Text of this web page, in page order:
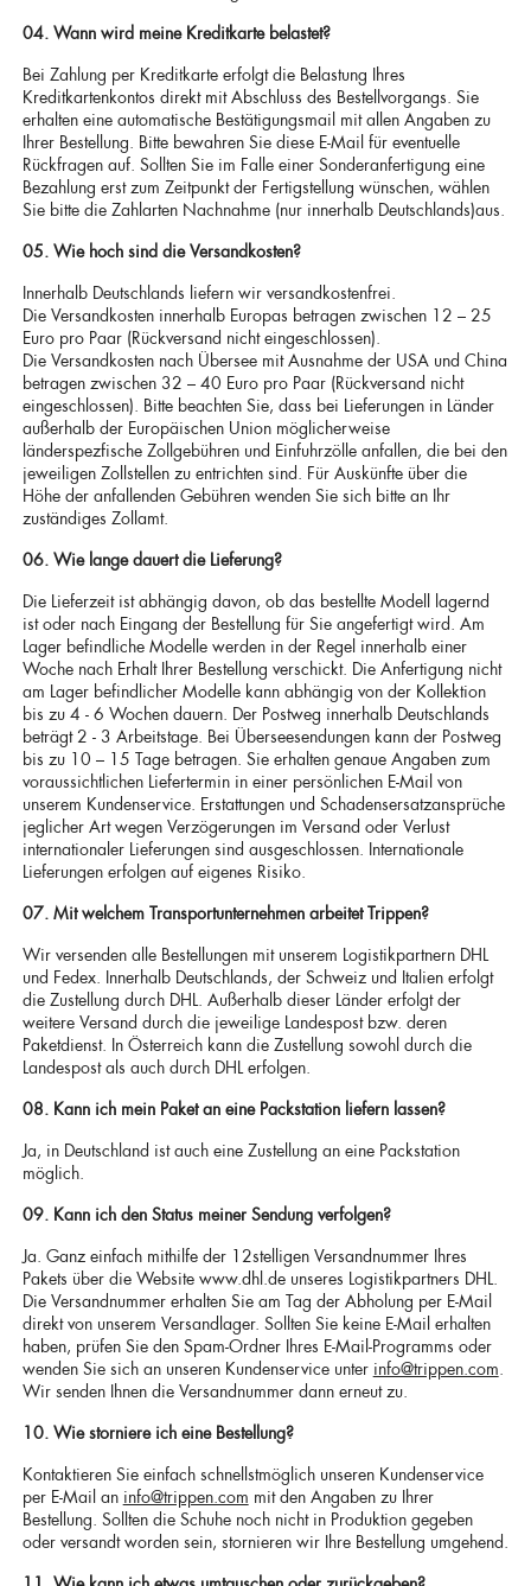
04. Wann wird meine Kreditkarte belastet?
Bei Zahlung per Kreditkarte erfolgt die Belastung Ihres
Kreditkartenkontos direkt mit Abschluss des Bestellvorgangs. Sie
erhalten eine automatische Bestätigungsmail mit allen Angaben zu
Ihrer Bestellung. Bitte bewahren Sie diese E-Mail für eventuelle
Rückfragen auf. Sollten Sie im Falle einer Sonderanfertigung eine
Bezahlung erst zum Zeitpunkt der Fertigstellung wünschen, wählen
Sie bitte die Zahlarten Nachnahme (nur innerhalb Deutschlands)aus.
05. Wie hoch sind die Versandkosten?
Innerhalb Deutschlands liefern wir versandkostenfrei.
Die Versandkosten innerhalb Europas betragen zwischen 12 – 25
Euro pro Paar (Rückversand nicht eingeschlossen).
Die Versandkosten nach Übersee mit Ausnahme der USA und China
betragen zwischen 32 – 40 Euro pro Paar (Rückversand nicht
eingeschlossen). Bitte beachten Sie, dass bei Lieferungen in Länder
außerhalb der Europäischen Union möglicherweise
länderspezfische Zollgebühren und Einfuhrzölle anfallen, die bei den
jeweiligen Zollstellen zu entrichten sind. Für Auskünfte über die
Höhe der anfallenden Gebühren wenden Sie sich bitte an Ihr
zuständiges Zollamt.
06. Wie lange dauert die Lieferung?
Die Lieferzeit ist abhängig davon, ob das bestellte Modell lagernd
ist oder nach Eingang der Bestellung für Sie angefertigt wird. Am
Lager befindliche Modelle werden in der Regel innerhalb einer
Woche nach Erhalt Ihrer Bestellung verschickt. Die Anfertigung nicht
am Lager befindlicher Modelle kann abhängig von der Kollektion
bis zu 4 - 6 Wochen dauern. Der Postweg innerhalb Deutschlands
beträgt 2 - 3 Arbeitstage. Bei Überseesendungen kann der Postweg
bis zu 10 – 15 Tage betragen. Sie erhalten genaue Angaben zum
voraussichtlichen Liefertermin in einer persönlichen E-Mail von
unserem Kundenservice. Erstattungen und Schadensersatzansprüche
jeglicher Art wegen Verzögerungen im Versand oder Verlust
internationaler Lieferungen sind ausgeschlossen. Internationale
Lieferungen erfolgen auf eigenes Risiko.
07. Mit welchem Transportunternehmen arbeitet Trippen?
Wir versenden alle Bestellungen mit unserem Logistikpartnern DHL
und Fedex. Innerhalb Deutschlands, der Schweiz und Italien erfolgt
die Zustellung durch DHL. Außerhalb dieser Länder erfolgt der
weitere Versand durch die jeweilige Landespost bzw. deren
Paketdienst. In Österreich kann die Zustellung sowohl durch die
Landespost als auch durch DHL erfolgen.
08. Kann ich mein Paket an eine Packstation liefern lassen?
Ja, in Deutschland ist auch eine Zustellung an eine Packstation
möglich.
09. Kann ich den Status meiner Sendung verfolgen?
Ja. Ganz einfach mithilfe der 12stelligen Versandnummer Ihres
Pakets über die Website www.dhl.de unseres Logistikpartners DHL.
Die Versandnummer erhalten Sie am Tag der Abholung per E-Mail
direkt von unserem Versandlager. Sollten Sie keine E-Mail erhalten
haben, prüfen Sie den Spam-Ordner Ihres E-Mail-Programms oder
wenden Sie sich an unseren Kundenservice unter info@trippen.com.
Wir senden Ihnen die Versandnummer dann erneut zu.
10. Wie storniere ich eine Bestellung?
Kontaktieren Sie einfach schnellstmöglich unseren Kundenservice
per E-Mail an info@trippen.com mit den Angaben zu Ihrer
Bestellung. Sollten die Schuhe noch nicht in Produktion gegeben
oder versandt worden sein, stornieren wir Ihre Bestellung umgehend.